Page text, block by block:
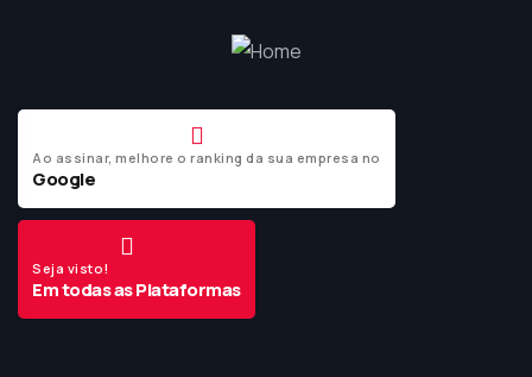
Ao assinar, melhore o ranking da sua empresa no
Google
Seja visto!
Em todas as Plataformas